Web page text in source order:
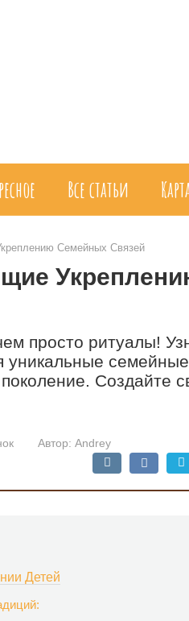
Все статьи
Семейных Связей
просто ритуалы!
уникальные
Создайте
Автор: Andrey
Детей